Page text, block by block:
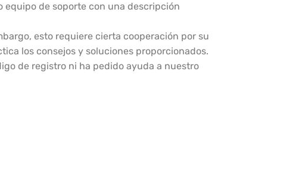
equipo de soporte con una descripción
esto requiere cierta cooperación por su
los consejos y soluciones proporcionados.
de registro ni ha pedido ayuda a nuestro